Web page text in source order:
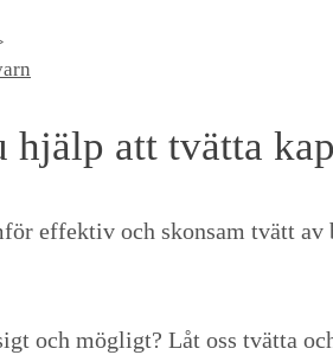
hjälp att tvätta
effektiv och skonsam tvätt
och mögligt? Låt oss tvätta